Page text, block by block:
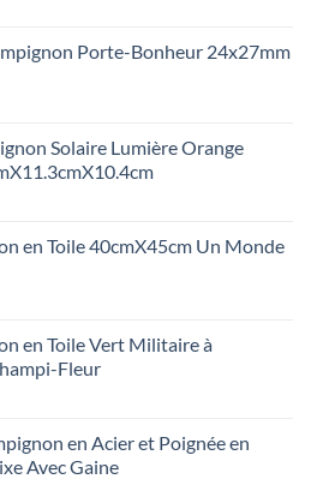
Porte-Bonheur 24x27mm
Solaire Lumière Orange
en Toile 40cmX45cm Un Monde
en Toile Vert Militaire à
Fleur
en Acier et Poignée en
Avec Gaine